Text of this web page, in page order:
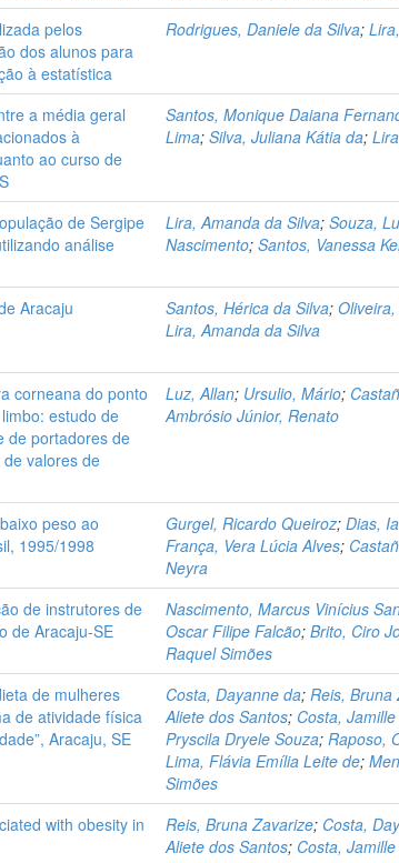
pelos
dos alunos para
à estatística
Rodrigues, Daniele da Silva;
a média geral
à
ao curso de
Santos, Monique Daiana
Lima;Silva, Juliana Kátia da;
de Sergipe
análise
Lira, Amanda da Silva;Souza,
Nascimento;Santos, Vanessa
Aracaju Santos, Hérica da Silva;
Lira, Amanda da Silva
corneana do ponto
estudo de
de portadores de
valores de
Luz, Allan; Ursulio, Mário;
Ambrósio Júnior, Renato
peso ao
1995/1998
Gurgel, Ricardo Queiroz;Dias,
França, Vera Lúcia Alves;
Neyra
de instrutores de
de Aracaju-SE
Nascimento, Marcus Vinícius
Oscar Filipe Falcão;Brito, Ciro
Raquel Simões
de mulheres
de atividade física
Aracaju, SE
Costa, Dayanne da;Reis, Bruna
Aliete dos Santos; Costa,
Pryscila Dryele Souza;Raposo,
Lima, Flávia Emília Leite de;
Simões
with obesity in
Reis, Bruna Zavarize; Costa,
Aliete dos Santos; Costa,